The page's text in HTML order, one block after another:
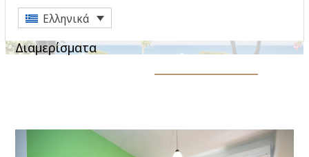
Ελληνικά
Διαμερίσματα